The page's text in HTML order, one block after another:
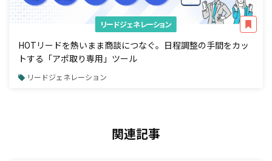
リードジェネレーション
HOTリードを熱いまま商談につなぐ。日程調整の手間をカッ
トする「アポ取り専用」ツール
リードジェネレーション
関連記事